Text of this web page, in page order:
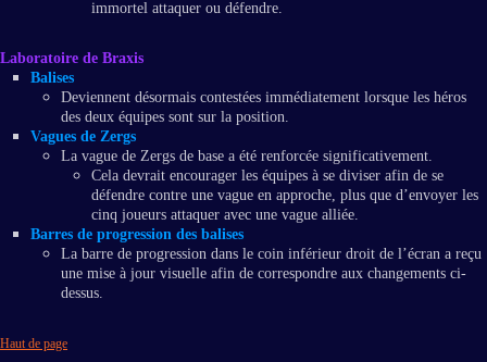
immortel attaquer ou défendre.
Laboratoire de Braxis
Balises
Deviennent désormais contestées immédiatement lorsque les héros
des deux équipes sont sur la position.
Vagues de Zergs
La vague de Zergs de base a été renforcée significativement.
Cela devrait encourager les équipes à se diviser afin de se
défendre contre une vague en approche, plus que d’envoyer les
cinq joueurs attaquer avec une vague alliée.
Barres de progression des balises
La barre de progression dans le coin inférieur droit de l’écran a reçu
une mise à jour visuelle afin de correspondre aux changements ci-
dessus.
Haut de page